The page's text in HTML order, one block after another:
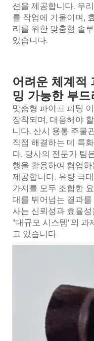
션을 제공합니다. 우
를 작업에 기울이며,
리를 위한 맞춤형 솔
있습니다.
어려운 체계적
밍 가능한 부
맞춤형 파이프 피팅
장착되며, 대응해야
니다. 산시 용통 주물
직접 해결하는 데 특
다. 당사의 전문가 팀
행을 활용하여 협업
제공합니다. 유량 극
가지를 모두 조합한
대를 뛰어넘는 결과
사는 신뢰성과 효율
"대규모 시스템"의 과
고 있습니다